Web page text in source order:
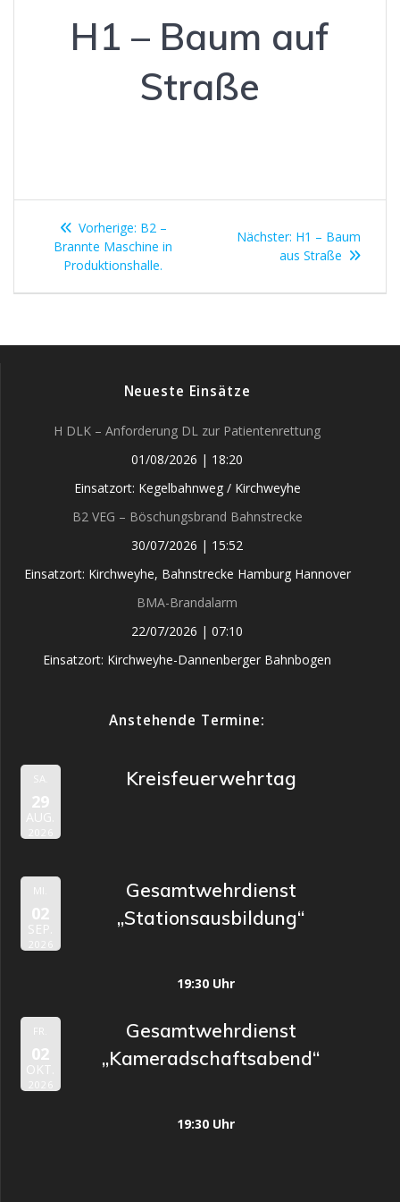
H1 – Baum auf
Straße
Beitragsnavigation
Vorherige: Vorheriger
Beitrag:
B2 –
Brannte Maschine in
Produktionshalle.
Nächster: Nächster
Beitrag:
H1 – Baum
aus Straße
Neueste Einsätze
H DLK – Anforderung DL zur Patientenrettung
01/08/2026 | 18:20
Einsatzort: Kegelbahnweg / Kirchweyhe
B2 VEG – Böschungsbrand Bahnstrecke
30/07/2026 | 15:52
Einsatzort: Kirchweyhe, Bahnstrecke Hamburg Hannover
BMA-Brandalarm
22/07/2026 | 07:10
Einsatzort: Kirchweyhe-Dannenberger Bahnbogen
Anstehende Termine:
SA.
29
AUG.
2026
Kreisfeuerwehrtag
MI.
02
SEP.
2026
Gesamtwehrdienst
„Stationsausbildung“
19:30 Uhr
FR.
02
OKT.
2026
Gesamtwehrdienst
„Kameradschaftsabend“
19:30 Uhr